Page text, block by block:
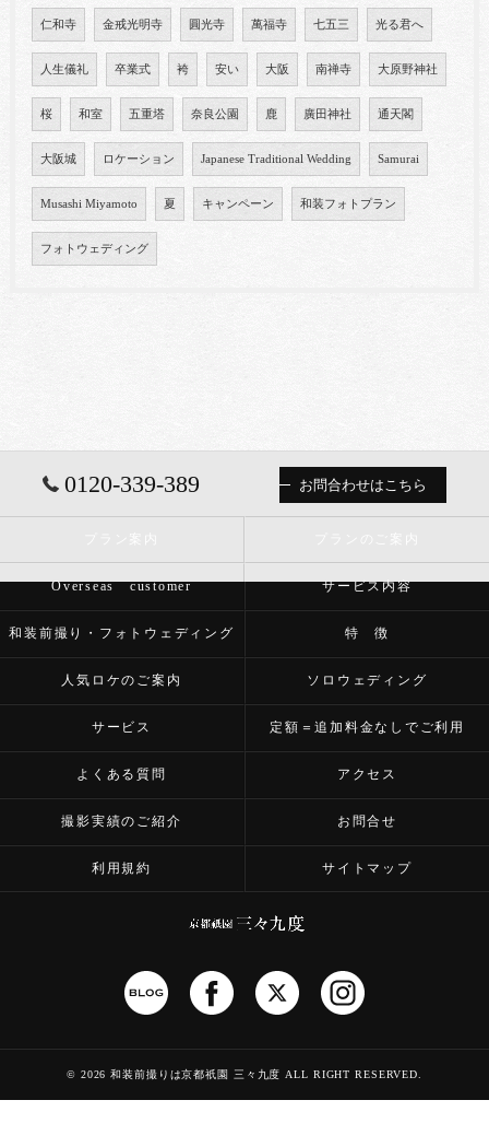
仁和寺 金戒光明寺 圓光寺 萬福寺 七五三 光る君へ
人生儀礼 卒業式 袴 安い 大阪 南禅寺 大原野神社
桜 和室 五重塔 奈良公園 鹿 廣田神社 通天閣
大阪城 ロケーション Japanese Traditional Wedding Samurai
Musashi Miyamoto 夏 キャンペーン 和装フォトプラン
フォトウェディング
0120-339-389 お問合わせはこちら
Overseas customer サービス内容
和装前撮り・フォトウェディング 特 徴
人気ロケのご案内 ソロウェディング
サービス 定額＝追加料金なしでご利用
よくある質問 アクセス
撮影実績のご紹介 お問合せ
利用規約 サイトマップ
© 2026 和装前撮りは京都祇園 三々九度 ALL RIGHT RESERVED.